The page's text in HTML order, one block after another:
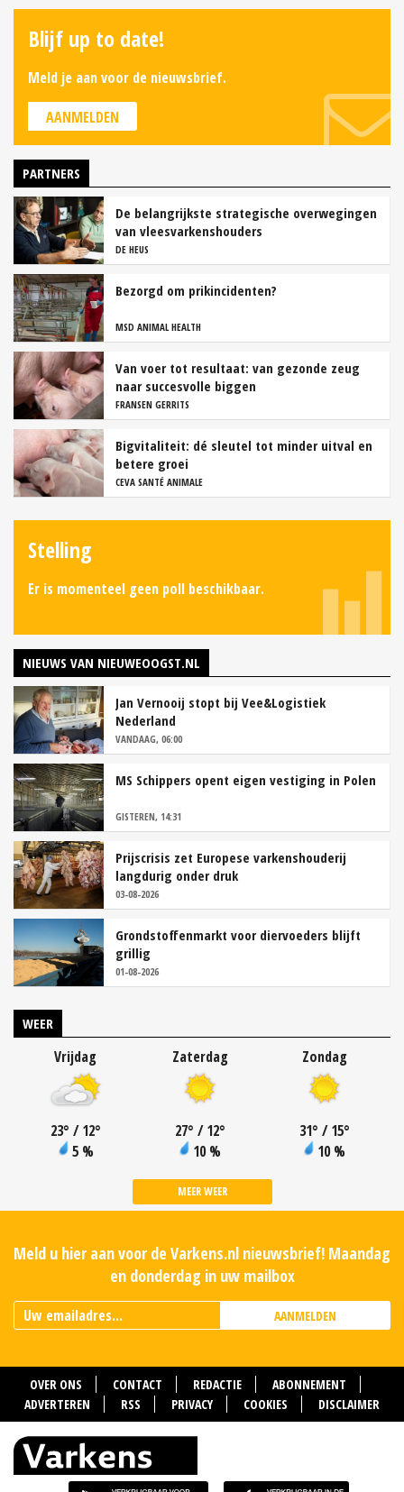
Blijf up to date!
Meld je aan voor de nieuwsbrief.
AANMELDEN
PARTNERS
De belangrijkste strategische overwegingen
van vleesvarkenshouders
DE HEUS
Bezorgd om prikincidenten?
MSD ANIMAL HEALTH
Van voer tot resultaat: van gezonde zeug
naar succesvolle biggen
FRANSEN GERRITS
Bigvitaliteit: dé sleutel tot minder uitval en
betere groei
CEVA SANTÉ ANIMALE
Stelling
Er is momenteel geen poll beschikbaar.
NIEUWS VAN NIEUWEOOGST.NL
Jan Vernooij stopt bij Vee&Logistiek
Nederland
VANDAAG, 06:00
MS Schippers opent eigen vestiging in Polen
GISTEREN, 14:31
Prijscrisis zet Europese varkenshouderij
langdurig onder druk
03-08-2026
Grondstoffenmarkt voor diervoeders blijft
grillig
01-08-2026
WEER
Vrijdag
23° / 12°
5 %
Zaterdag
27° / 12°
10 %
Zondag
31° / 15°
10 %
MEER WEER
Meld u hier aan voor de Varkens.nl nieuwsbrief! Maandag
en donderdag in uw mailbox
AANMELDEN
OVER ONS CONTACT REDACTIE
ABONNEMENT
ADVERTEREN
RSS PRIVACY COOKIES DISCLAIMER